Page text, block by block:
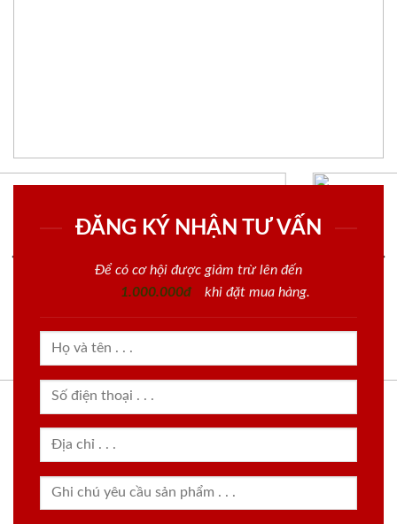
ĐĂNG KÝ NHẬN TƯ VẤN
Để có cơ hội được giảm trừ lên đến
1.000.000đ
khi đặt mua hàng.